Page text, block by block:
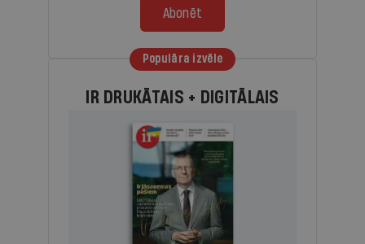
Abonēt
Populāra izvēle
IR DRUKĀTAIS + DIGITĀLAIS